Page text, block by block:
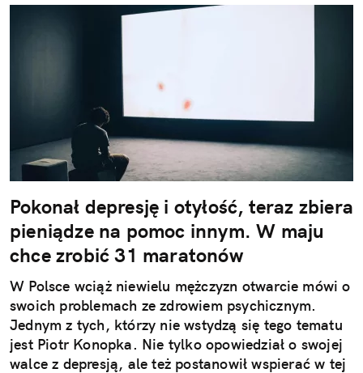
Pokonał depresję i otyłość, teraz zbiera
pieniądze na pomoc innym. W maju
chce zrobić 31 maratonów
W Polsce wciąż niewielu mężczyzn otwarcie mówi o
swoich problemach ze zdrowiem psychicznym.
Jednym z tych, którzy nie wstydzą się tego tematu
jest Piotr Konopka. Nie tylko opowiedział o swojej
walce z depresją, ale też postanowił wspierać w tej